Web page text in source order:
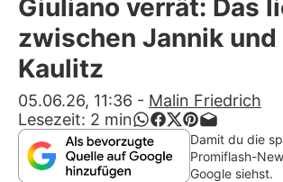
Stars
Filme & Serien
Lifestyle
Familie & Liebe
Promiflash Exklusiv
Giuliano verrät: Das
zwischen Jannik und
Kaulitz
05.06.26, 11:36 - Malin Friedrich
Lesezeit: 2 min
Damit du die
Promiflash-
Google siehst.